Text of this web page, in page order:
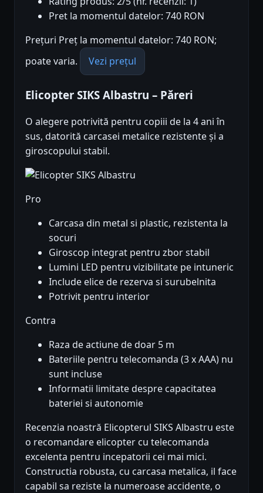
Pret la momentul datelor: 740 RON
Prețuri Preț la momentul datelor: 740 RON;
poate varia.
Vezi prețul
Elicopter SIKS Albastru – Păreri
O alegere potrivită pentru copiii de la 4 ani în
sus, datorită carcasei metalice rezistente și a
giroscopului stabil.
Pro
Carcasa din metal si plastic, rezistenta la
socuri
Giroscop integrat pentru zbor stabil
Lumini LED pentru vizibilitate pe intuneric
Include elice de rezerva si surubelnita
Potrivit pentru interior
Contra
Raza de actiune de doar 5 m
Bateriile pentru telecomanda (3 x AAA) nu
sunt incluse
Informatii limitate despre capacitatea
bateriei si autonomie
Recenzia noastră Elicopterul SIKS Albastru este
o recomandare elicopter cu telecomanda
excelenta pentru incepatorii cei mai mici.
Constructia robusta, cu carcasa metalica, il face
capabil sa reziste la numeroase accidente, o